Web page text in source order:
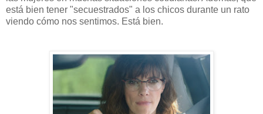
está bien tener "secuestrados" a los chicos durante un rato
viendo cómo nos sentimos. Está bien.